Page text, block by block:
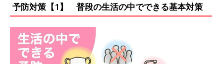
予防対策【1】 普段の生活の中でできる基本対策